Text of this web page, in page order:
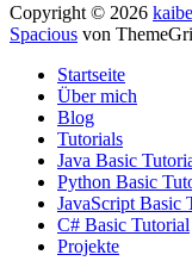
Copyright © 2026
Spacious von
Startseite
Über mich
Blog
Tutorials
Java Basic
Python Basic
JavaScript Basic
C# Basic Tutorial
Projekte